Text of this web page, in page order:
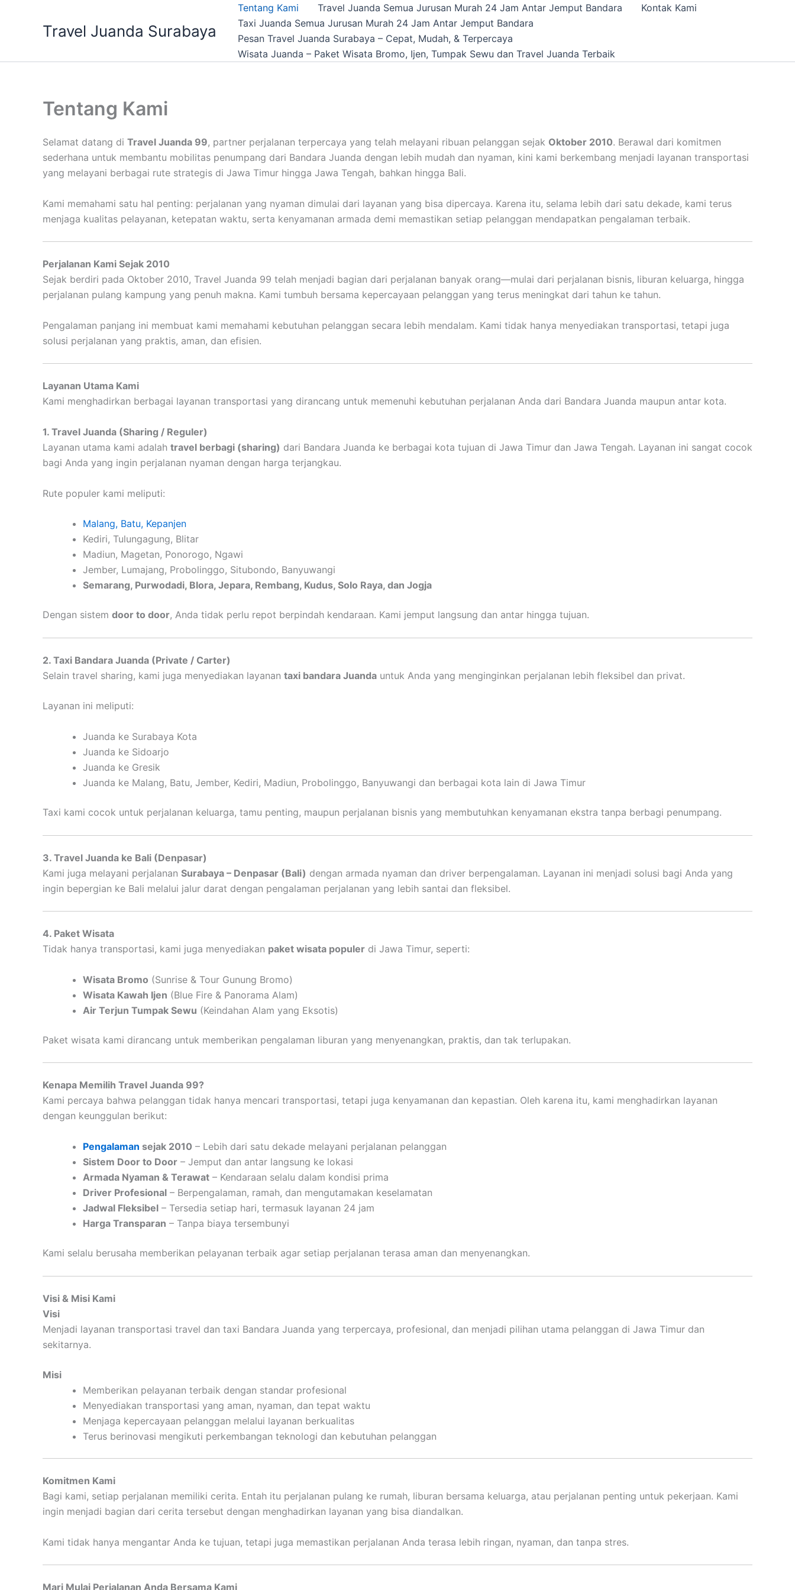
Travel Juanda Surabaya
Tentang Kami Travel Juanda Semua Jurusan Murah 24 Jam Antar Jemput Bandara
Kontak Kami
Taxi Juanda Semua Jurusan Murah 24 Jam Antar Jemput Bandara
Pesan Travel Juanda Surabaya – Cepat, Mudah, & Terpercaya
Wisata Juanda – Paket Wisata Bromo, Ijen, Tumpak Sewu dan Travel Juanda Terbaik
Tentang Kami
Selamat datang di Travel Juanda 99, partner perjalanan terpercaya yang telah melayani ribuan pelanggan sejak Oktober 2010. Berawal dari komitmen
sederhana untuk membantu mobilitas penumpang dari Bandara Juanda dengan lebih mudah dan nyaman, kini kami berkembang menjadi layanan transportasi
yang melayani berbagai rute strategis di Jawa Timur hingga Jawa Tengah, bahkan hingga Bali.
Kami memahami satu hal penting: perjalanan yang nyaman dimulai dari layanan yang bisa dipercaya. Karena itu, selama lebih dari satu dekade, kami terus
menjaga kualitas pelayanan, ketepatan waktu, serta kenyamanan armada demi memastikan setiap pelanggan mendapatkan pengalaman terbaik.
Perjalanan Kami Sejak 2010
Sejak berdiri pada Oktober 2010, Travel Juanda 99 telah menjadi bagian dari perjalanan banyak orang—mulai dari perjalanan bisnis, liburan keluarga, hingga
perjalanan pulang kampung yang penuh makna. Kami tumbuh bersama kepercayaan pelanggan yang terus meningkat dari tahun ke tahun.
Pengalaman panjang ini membuat kami memahami kebutuhan pelanggan secara lebih mendalam. Kami tidak hanya menyediakan transportasi, tetapi juga
solusi perjalanan yang praktis, aman, dan efisien.
Layanan Utama Kami
Kami menghadirkan berbagai layanan transportasi yang dirancang untuk memenuhi kebutuhan perjalanan Anda dari Bandara Juanda maupun antar kota.
1. Travel Juanda (Sharing / Reguler)
Layanan utama kami adalah travel berbagi (sharing) dari Bandara Juanda ke berbagai kota tujuan di Jawa Timur dan Jawa Tengah. Layanan ini sangat cocok
bagi Anda yang ingin perjalanan nyaman dengan harga terjangkau.
Rute populer kami meliputi:
Malang, Batu, Kepanjen
Kediri, Tulungagung, Blitar
Madiun, Magetan, Ponorogo, Ngawi
Jember, Lumajang, Probolinggo, Situbondo, Banyuwangi
Semarang, Purwodadi, Blora, Jepara, Rembang, Kudus, Solo Raya, dan Jogja
Dengan sistem door to door, Anda tidak perlu repot berpindah kendaraan. Kami jemput langsung dan antar hingga tujuan.
2. Taxi Bandara Juanda (Private / Carter)
Selain travel sharing, kami juga menyediakan layanan taxi bandara Juanda untuk Anda yang menginginkan perjalanan lebih fleksibel dan privat.
Layanan ini meliputi:
Juanda ke Surabaya Kota
Juanda ke Sidoarjo
Juanda ke Gresik
Juanda ke Malang, Batu, Jember, Kediri, Madiun, Probolinggo, Banyuwangi dan berbagai kota lain di Jawa Timur
Taxi kami cocok untuk perjalanan keluarga, tamu penting, maupun perjalanan bisnis yang membutuhkan kenyamanan ekstra tanpa berbagi penumpang.
3. Travel Juanda ke Bali (Denpasar)
Kami juga melayani perjalanan Surabaya – Denpasar (Bali) dengan armada nyaman dan driver berpengalaman. Layanan ini menjadi solusi bagi Anda yang
ingin bepergian ke Bali melalui jalur darat dengan pengalaman perjalanan yang lebih santai dan fleksibel.
4. Paket Wisata
Tidak hanya transportasi, kami juga menyediakan paket wisata populer di Jawa Timur, seperti:
Wisata Bromo (Sunrise & Tour Gunung Bromo)
Wisata Kawah Ijen (Blue Fire & Panorama Alam)
Air Terjun Tumpak Sewu (Keindahan Alam yang Eksotis)
Paket wisata kami dirancang untuk memberikan pengalaman liburan yang menyenangkan, praktis, dan tak terlupakan.
Kenapa Memilih Travel Juanda 99?
Kami percaya bahwa pelanggan tidak hanya mencari transportasi, tetapi juga kenyamanan dan kepastian. Oleh karena itu, kami menghadirkan layanan
dengan keunggulan berikut:
Pengalaman sejak 2010 – Lebih dari satu dekade melayani perjalanan pelanggan
Sistem Door to Door – Jemput dan antar langsung ke lokasi
Armada Nyaman & Terawat – Kendaraan selalu dalam kondisi prima
Driver Profesional – Berpengalaman, ramah, dan mengutamakan keselamatan
Jadwal Fleksibel – Tersedia setiap hari, termasuk layanan 24 jam
Harga Transparan – Tanpa biaya tersembunyi
Kami selalu berusaha memberikan pelayanan terbaik agar setiap perjalanan terasa aman dan menyenangkan.
Visi & Misi Kami
Visi
Menjadi layanan transportasi travel dan taxi Bandara Juanda yang terpercaya, profesional, dan menjadi pilihan utama pelanggan di Jawa Timur dan
sekitarnya.
Misi
Memberikan pelayanan terbaik dengan standar profesional
Menyediakan transportasi yang aman, nyaman, dan tepat waktu
Menjaga kepercayaan pelanggan melalui layanan berkualitas
Terus berinovasi mengikuti perkembangan teknologi dan kebutuhan pelanggan
Komitmen Kami
Bagi kami, setiap perjalanan memiliki cerita. Entah itu perjalanan pulang ke rumah, liburan bersama keluarga, atau perjalanan penting untuk pekerjaan. Kami
ingin menjadi bagian dari cerita tersebut dengan menghadirkan layanan yang bisa diandalkan.
Kami tidak hanya mengantar Anda ke tujuan, tetapi juga memastikan perjalanan Anda terasa lebih ringan, nyaman, dan tanpa stres.
Mari Mulai Perjalanan Anda Bersama Kami